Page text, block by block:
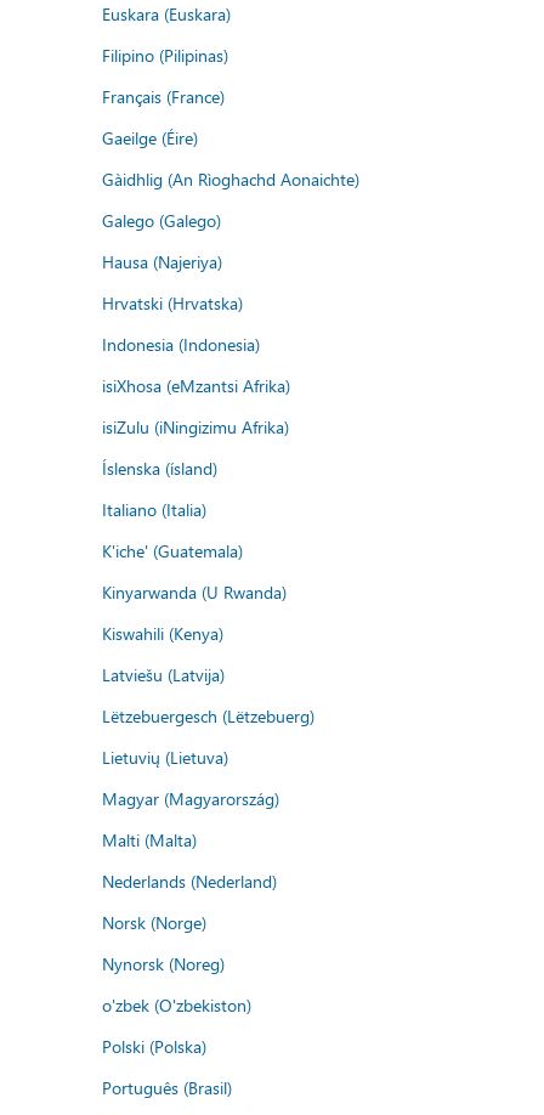
Euskara (Euskara)
Filipino (Pilipinas)
Français (France)
Gaeilge (Éire)
Gàidhlig (An Rìoghachd Aonaichte)
Galego (Galego)
Hausa (Najeriya)
Hrvatski (Hrvatska)
Indonesia (Indonesia)
isiXhosa (eMzantsi Afrika)
isiZulu (iNingizimu Afrika)
Íslenska (ísland)
Italiano (Italia)
K'iche' (Guatemala)
Kinyarwanda (U Rwanda)
Kiswahili (Kenya)
Latviešu (Latvija)
Lëtzebuergesch (Lëtzebuerg)
Lietuvių (Lietuva)
Magyar (Magyarország)
Malti (Malta)
Nederlands (Nederland)
Norsk (Norge)
Nynorsk (Noreg)
o'zbek (O'zbekiston)
Polski (Polska)
Português (Brasil)